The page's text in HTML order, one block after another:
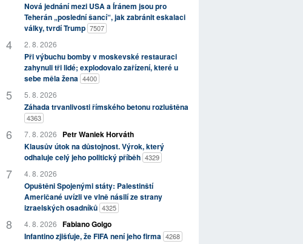
Nová jednání mezi USA a Íránem jsou pro
Teherán „poslední šancí“, jak zabránit eskalaci
války, tvrdí Trump 7507
2. 8. 2026
Při výbuchu bomby v moskevské restauraci
zahynuli tři lidé; explodovalo zařízení, které u
sebe měla žena 4400
5. 8. 2026
Záhada trvanlivosti římského betonu rozluštěna
4363
7. 8. 2026
Petr Waniek Horváth
Klausův útok na důstojnost. Výrok, který
odhaluje celý jeho politický příběh 4329
4. 8. 2026
Opuštěni Spojenými státy: Palestinští
Američané uvízli ve vlně násilí ze strany
izraelských osadníků 4325
4. 8. 2026 Fabiano Golgo
Infantino zjišťuje, že FIFA není jeho firma 4268